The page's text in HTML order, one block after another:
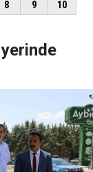
yerinde